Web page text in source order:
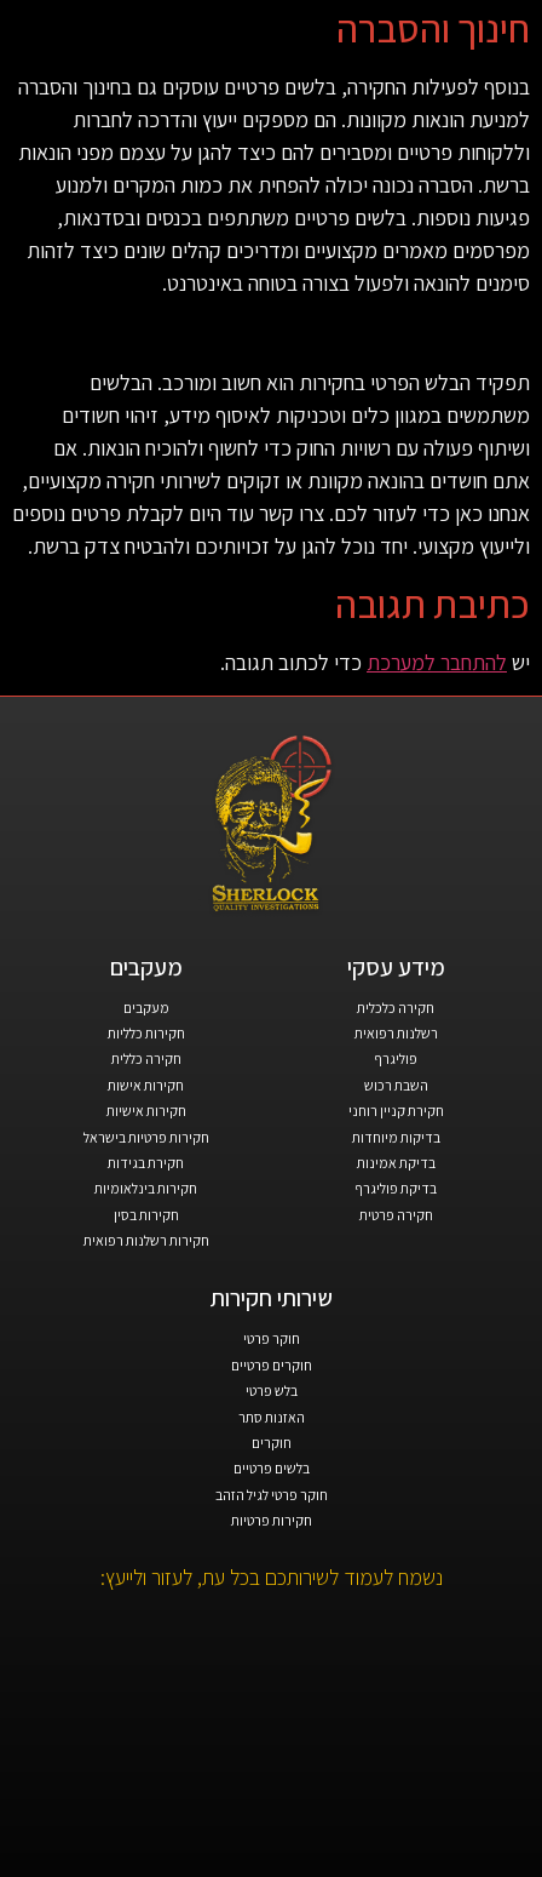
חינוך והסברה
בנוסף לפעילות החקירה, בלשים פרטיים עוסקים גם בחינוך והסברה
למניעת הונאות מקוונות. הם מספקים ייעוץ והדרכה לחברות
וללקוחות פרטיים ומסבירים להם כיצד להגן על עצמם מפני הונאות
ברשת. הסברה נכונה יכולה להפחית את כמות המקרים ולמנוע
פגיעות נוספות. בלשים פרטיים משתתפים בכנסים ובסדנאות,
מפרסמים מאמרים מקצועיים ומדריכים קהלים שונים כיצד לזהות
סימנים להונאה ולפעול בצורה בטוחה באינטרנט.
תפקיד הבלש הפרטי בחקירות הוא חשוב ומורכב. הבלשים
משתמשים במגוון כלים וטכניקות לאיסוף מידע, זיהוי חשודים
ושיתוף פעולה עם רשויות החוק כדי לחשוף ולהוכיח הונאות. אם
אתם חושדים בהונאה מקוונת או זקוקים לשירותי חקירה מקצועיים,
אנחנו כאן כדי לעזור לכם. צרו קשר עוד היום לקבלת פרטים נוספים
ולייעוץ מקצועי. יחד נוכל להגן על זכויותיכם ולהבטיח צדק ברשת.
כתיבת תגובה
יש להתחבר למערכת כדי לכתוב תגובה.
נשמח לעמוד לשירותכם בכל עת, לעזור ולייעץ:
שירותי חקירות
חוקר פרטי
חוקרים פרטיים
בלש פרטי
האזנות סתר
חוקרים
בלשים פרטיים
חוקר פרטי לגיל הזהב
חקירות פרטיות
מעקבים​
מעקבים
חקירות כלליות
חקירה כללית
חקירות אישות
חקירות אישיות
חקירות פרטיות בישראל
חקירת בגידות
חקירות בינלאומיות
חקירות בסין
חקירות רשלנות רפואית
מידע עסקי​
חקירה כלכלית
רשלנות רפואית
פוליגרף
השבת רכוש
חקירת קניין רוחני
בדיקות מיוחדות
בדיקת אמינות
בדיקת פוליגרף
חקירה פרטית